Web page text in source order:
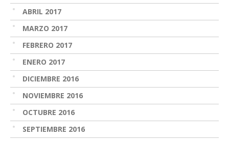
ABRIL 2017
MARZO 2017
FEBRERO 2017
ENERO 2017
DICIEMBRE 2016
NOVIEMBRE 2016
OCTUBRE 2016
SEPTIEMBRE 2016